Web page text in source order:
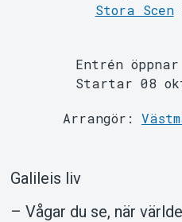
Stora Scen
Entrén
Startar 08
Arrangör:
Galileis liv
– Vågar du se, när